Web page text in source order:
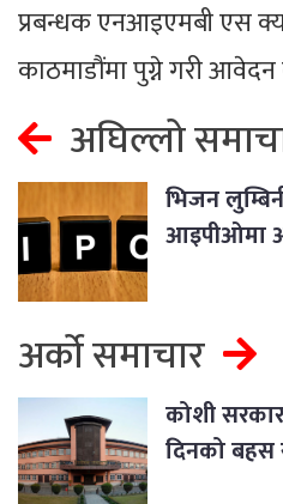
प्रबन्धक एनआइएमबी एस
काठमाडौंमा पुग्ने गरी
अघिल्लो
भिजन
आइपीओमा
अर्को समाचार
कोशी
दिनको बहस